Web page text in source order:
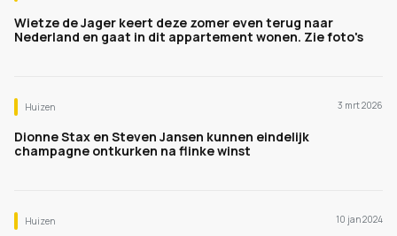
Wietze de Jager keert deze zomer even terug naar
Nederland en gaat in dit appartement wonen. Zie foto's
Huizen 3 mrt 2026
Dionne Stax en Steven Jansen kunnen eindelijk
champagne ontkurken na flinke winst
Huizen 10 jan 2024